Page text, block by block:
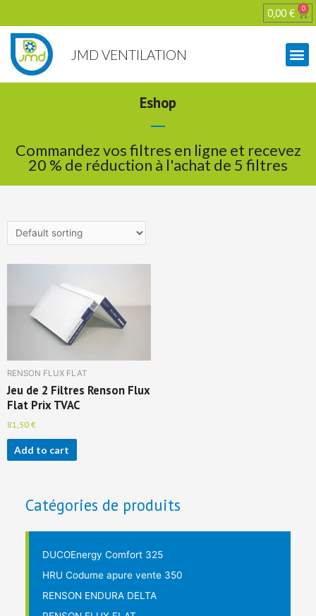
0,00 € 0
JMD VENTILATION
Eshop
Commandez vos filtres en ligne et recevez
20 % de réduction à l'achat de 5 filtres
RENSON FLUX FLAT
Jeu de 2 Filtres Renson Flux
Flat Prix TVAC
81,50€
Add to cart
Catégories de produits
DUCOEnergy Comfort 325
HRU Codume apure vente 350
RENSON ENDURA DELTA